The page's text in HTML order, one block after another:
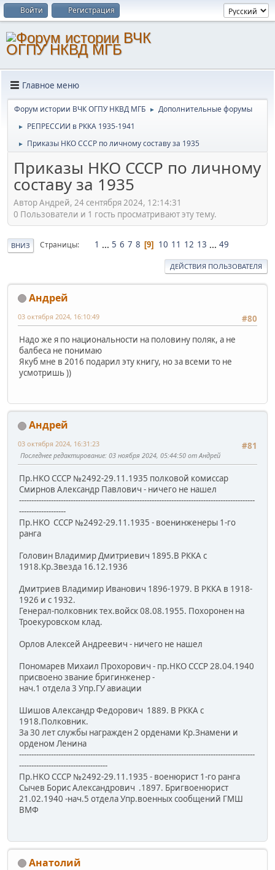
Войти Регистрация
Главное меню
Форум истории ВЧК ОГПУ НКВД МГБ ► Дополнительные форумы
► РЕПРЕССИИ в РККА 1935-1941
► Приказы НКО СССР по личному составу за 1935
Приказы НКО СССР по личному
составу за 1935
Автор Андрей, 24 сентября 2024, 12:14:31
0 Пользователи и 1 гость просматривают эту тему.
ВНИЗ Страницы 1 ... 5 6 7 8 9 10 11 12 13 ... 49
ДЕЙСТВИЯ ПОЛЬЗОВАТЕЛЯ
Андрей
#80
03 октября 2024, 16:10:49
Надо же я по национальности на половину поляк, а не
балбеса не понимаю
Якуб мне в 2016 подарил эту книгу, но за всеми то не
усмотришь ))
Андрей
#81
03 октября 2024, 16:31:23
Последнее редактирование: 03 ноября 2024, 05:44:50 от Андрей
Пр.НКО СССР №2492-29.11.1935 полковой комиссар
Смирнов Александр Павлович - ничего не нашел
------------------------------------------------------------------------------------------------
-------------------
Пр.НКО СССР №2492-29.11.1935 - военинженеры 1-го
ранга
Головин Владимир Дмитриевич 1895.В РККА с
1918.Кр.Звезда 16.12.1936
Дмитриев Владимир Иванович 1896-1979. В РККА в 1918-
1926 и с 1932.
Генерал-полковник тех.войск 08.08.1955. Похоронен на
Троекуровском клад.
Орлов Алексей Андреевич - ничего не нашел
Пономарев Михаил Прохорович - пр.НКО СССР 28.04.1940
присвоено звание бригинженер -
нач.1 отдела 3 Упр.ГУ авиации
Шишов Александр Федорович 1889. В РККА с
1918.Полковник.
За 30 лет службы награжден 2 орденами Кр.Знамени и
орденом Ленина
------------------------------------------------------------------------------------------------
------------------------------------
Пр.НКО СССР №2492-29.11.1935 - военюрист 1-го ранга
Сычев Борис Александрович .1897. Бригвоенюрист
21.02.1940 -нач.5 отдела Упр.военных сообщений ГМШ
ВМФ
Анатолий